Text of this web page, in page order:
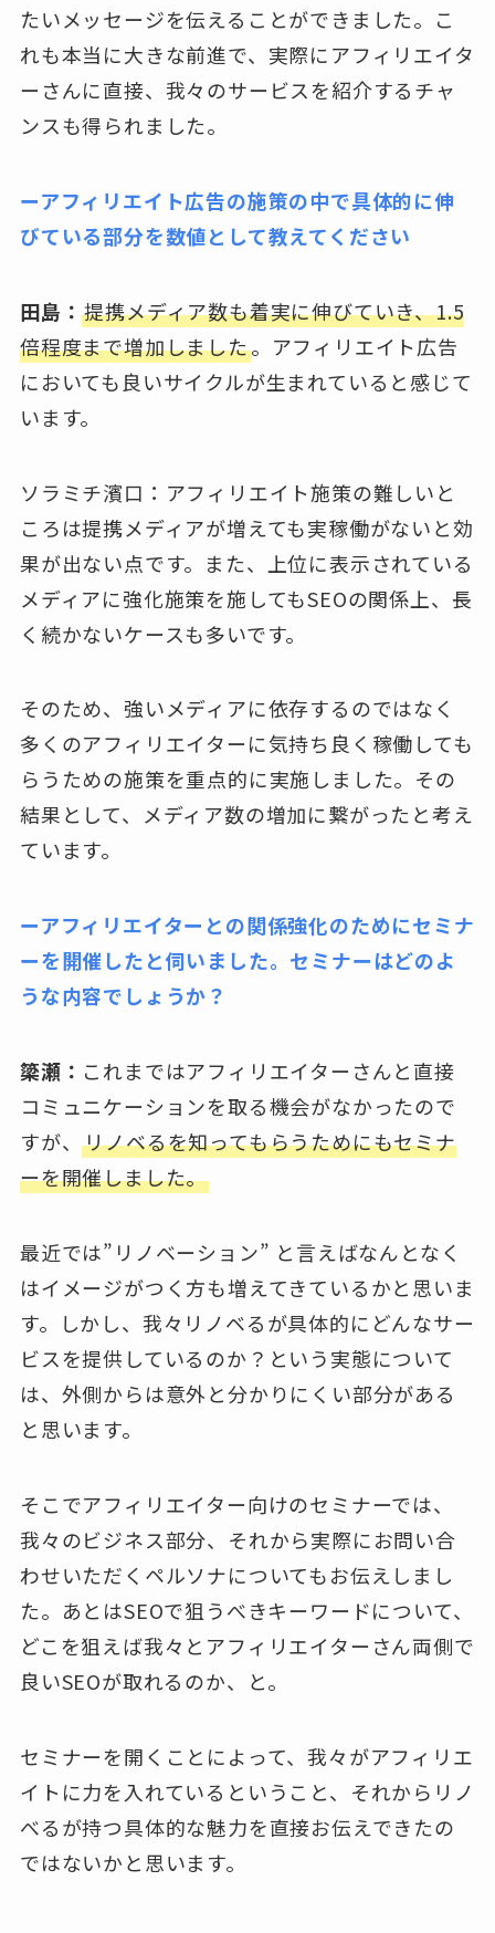
たいメッセージを伝えることができました。こ
れも本当に大きな前進で、実際にアフィリエイタ
ーさんに直接、我々のサービスを紹介するチャ
ンスも得られました。
ーアフィリエイト広告の施策の中で具体的に伸
びている部分を数値として教えてください
田島：提携メディア数も着実に伸びていき、1.5
倍程度まで増加しました。アフィリエイト広告
においても良いサイクルが生まれていると感じて
います。
ソラミチ濱口：アフィリエイト施策の難しいと
ころは提携メディアが増えても実稼働がないと効
果が出ない点です。また、上位に表示されている
メディアに強化施策を施してもSEOの関係上、長
く続かないケースも多いです。
そのため、強いメディアに依存するのではなく
多くのアフィリエイターに気持ち良く稼働しても
らうための施策を重点的に実施しました。その
結果として、メディア数の増加に繋がったと考え
ています。
ーアフィリエイターとの関係強化のためにセミナ
ーを開催したと伺いました。セミナーはどのよ
うな内容でしょうか？
簗瀬： これまではアフィリエイターさんと直接
コミュニケーションを取る機会がなかったので
すが、リノベるを知ってもらうためにもセミナ
ーを開催しました。
最近では”リノベーション” と言えばなんとなく
はイメージがつく方も増えてきているかと思いま
す。しかし、我々リノベるが具体的にどんなサー
ビスを提供しているのか？という実態について
は、外側からは意外と分かりにくい部分がある
と思います。
そこでアフィリエイター向けのセミナーでは、
我々のビジネス部分、それから実際にお問い合
わせいただくペルソナについてもお伝えしまし
た。あとはSEOで狙うべきキーワードについて、
どこを狙えば我々とアフィリエイターさん両側で
良いSEOが取れるのか、と。
セミナーを開くことによって、我々がアフィリエ
イトに力を入れているということ、それからリノ
べるが持つ具体的な魅力を直接お伝えできたの
ではないかと思います。